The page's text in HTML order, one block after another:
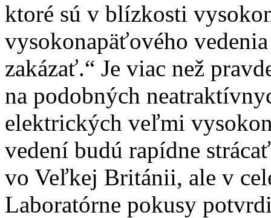
ktoré sú v blízkosti
vysokonapäťového
zakázať.“ Je viac než
na podobných
elektrických veľmi
vedení budú rapídne
vo Veľkej Británii, ale v
Laboratórne pokusy